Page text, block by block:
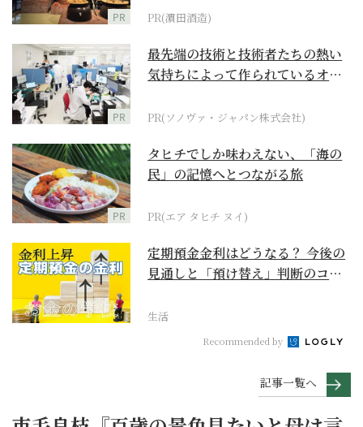
PR PR(濵田酒造)
PR
最先端の技術と技術者たちの熱い
気持ちによって作られているオー
PR(ソノヴァ・ジャパン株式会社)
PR
タヒチでしか味わえない、「海の
民」の記憶へとつながる旅
PR(エア タヒチ ヌイ)
定期預金金利はどうなる？ 今後の
見通しと「預け替え」判断のコツ
生活
Recommended by
記事一覧へ